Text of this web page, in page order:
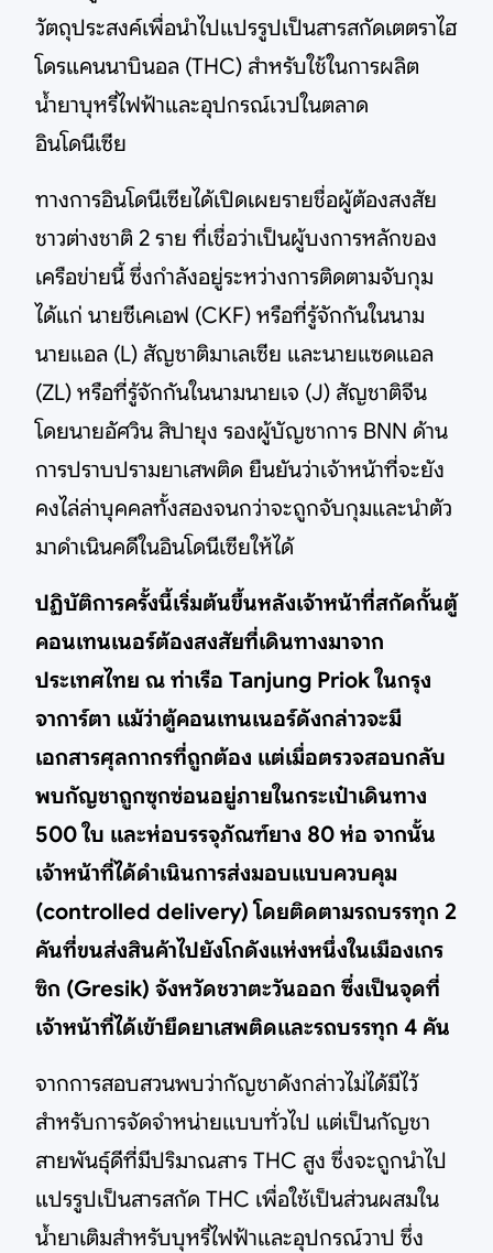
วัตถุประสงค์เพื่อนำไปแปรรูปเป็นสารสกัดเตตราไฮ
โดรแคนนาบินอล (THC) สำหรับใช้ในการผลิต
น้ำยาบุหรี่ไฟฟ้าและอุปกรณ์เวปในตลาด
อินโดนีเซีย
ทางการอินโดนีเซียได้เปิดเผยรายชื่อผู้ต้องสงสัย
ชาวต่างชาติ 2 ราย ที่เชื่อว่าเป็นผู้บงการหลักของ
เครือข่ายนี้ ซึ่งกำลังอยู่ระหว่างการติดตามจับกุม
ได้แก่ นายซีเคเอฟ (CKF) หรือที่รู้จักกันในนาม
นายแอล (L) สัญชาติมาเลเซีย และนายแซดแอล
(ZL) หรือที่รู้จักกันในนามนายเจ (J) สัญชาติจีน
โดยนายอัศวิน สิปายุง รองผู้บัญชาการ BNN ด้าน
การปราบปรามยาเสพติด ยืนยันว่าเจ้าหน้าที่จะยัง
คงไล่ล่าบุคคลทั้งสองจนกว่าจะถูกจับกุมและนำตัว
มาดำเนินคดีในอินโดนีเซียให้ได้
ปฏิบัติการครั้งนี้เริ่มต้นขึ้นหลังเจ้าหน้าที่สกัดกั้นตู้
คอนเทนเนอร์ต้องสงสัยที่เดินทางมาจาก
ประเทศไทย ณ ท่าเรือ Tanjung Priok ในกรุง
จาการ์ตา แม้ว่าตู้คอนเทนเนอร์ดังกล่าวจะมี
เอกสารศุลกากรที่ถูกต้อง แต่เมื่อตรวจสอบกลับ
พบกัญชาถูกซุกซ่อนอยู่ภายในกระเป๋าเดินทาง
500 ใบ และห่อบรรจุภัณฑ์ยาง 80 ห่อ จากนั้น
เจ้าหน้าที่ได้ดำเนินการส่งมอบแบบควบคุม
(controlled delivery) โดยติดตามรถบรรทุก 2
คันที่ขนส่งสินค้าไปยังโกดังแห่งหนึ่งในเมืองเกร
ซิก (Gresik) จังหวัดชวาตะวันออก ซึ่งเป็นจุดที่
เจ้าหน้าที่ได้เข้ายึดยาเสพติดและรถบรรทุก 4 คัน
จากการสอบสวนพบว่ากัญชาดังกล่าวไม่ได้มีไว้
สำหรับการจัดจำหน่ายแบบทั่วไป แต่เป็นกัญชา
สายพันธุ์ดีที่มีปริมาณสาร THC สูง ซึ่งจะถูกนำไป
แปรรูปเป็นสารสกัด THC เพื่อใช้เป็นส่วนผสมใน
น้ำยาเติมสำหรับบุหรี่ไฟฟ้าและอุปกรณ์วาป ซึ่ง